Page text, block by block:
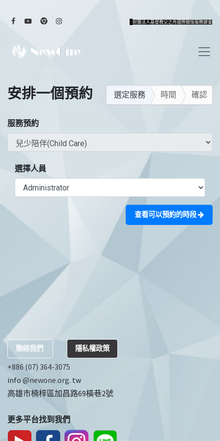
財團法人基督教父之舟國際關懷服務總會
選定服務 時間 確認
安排一個預約
服務預約
選擇人員
查看可以預約的時段
聯絡我們 隱私權政策
+886 (07) 364-3075
info @newone.org. tw
高雄市楠梓區加昌路69橫巷2號
更多平台找到我們